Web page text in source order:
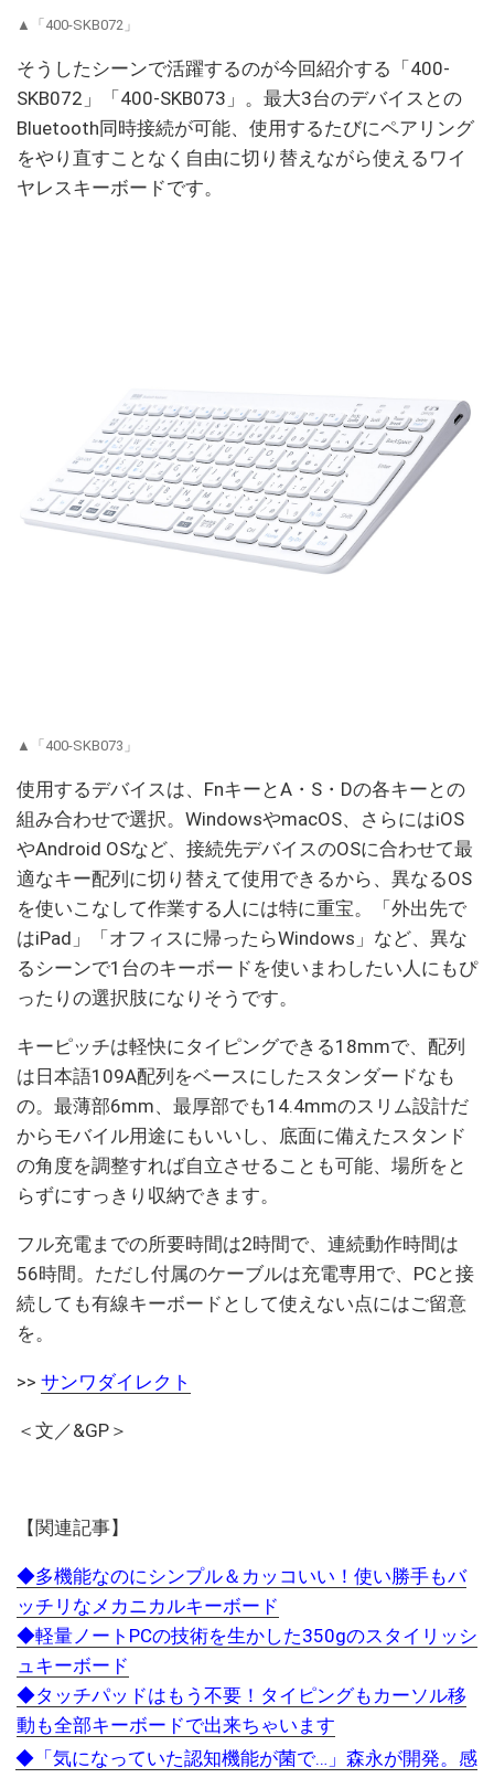
▲「400-SKB072」
そうしたシーンで活躍するのが今回紹介する「400-
SKB072」「400-SKB073」。最大3台のデバイスとの
Bluetooth同時接続が可能、使用するたびにペアリング
をやり直すことなく自由に切り替えながら使えるワイ
ヤレスキーボードです。
▲「400-SKB073」
使用するデバイスは、FnキーとA・S・Dの各キーとの
組み合わせで選択。WindowsやmacOS、さらにはiOS
やAndroid OSなど、接続先デバイスのOSに合わせて最
適なキー配列に切り替えて使用できるから、異なるOS
を使いこなして作業する人には特に重宝。「外出先で
はiPad」「オフィスに帰ったらWindows」など、異な
るシーンで1台のキーボードを使いまわしたい人にもぴ
ったりの選択肢になりそうです。
キーピッチは軽快にタイピングできる18mmで、配列
は日本語109A配列をベースにしたスタンダードなも
の。最薄部6mm、最厚部でも14.4mmのスリム設計だ
からモバイル用途にもいいし、底面に備えたスタンド
の角度を調整すれば自立させることも可能、場所をと
らずにすっきり収納できます。
フル充電までの所要時間は2時間で、連続動作時間は
56時間。ただし付属のケーブルは充電専用で、PCと接
続しても有線キーボードとして使えない点にはご留意
を。
>> サンワダイレクト
＜文／&GP＞
【関連記事】
◆多機能なのにシンプル＆カッコいい！使い勝手もバ
ッチリなメカニカルキーボード
◆軽量ノートPCの技術を生かした350gのスタイリッシ
ュキーボード
◆タッチパッドはもう不要！タイピングもカーソル移
動も全部キーボードで出来ちゃいます
◆「気になっていた認知機能が菌で…」森永が開発。感